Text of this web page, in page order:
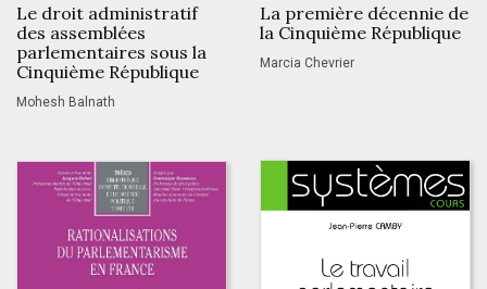
Le droit administratif
des assemblées
parlementaires sous la
Cinquième République
Mohesh Balnath
La première décennie de
la Cinquième République
Marcia Chevrier